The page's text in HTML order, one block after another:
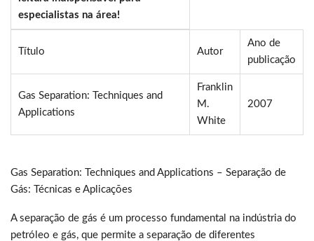
especialistas na área!
Título Autor
Ano de
publicação
Gas Separation: Techniques and
Applications
Franklin
M.
White
2007
Gas Separation: Techniques and Applications – Separação de
Gás: Técnicas e Aplicações
A separação de gás é um processo fundamental na indústria do
petróleo e gás, que permite a separação de diferentes